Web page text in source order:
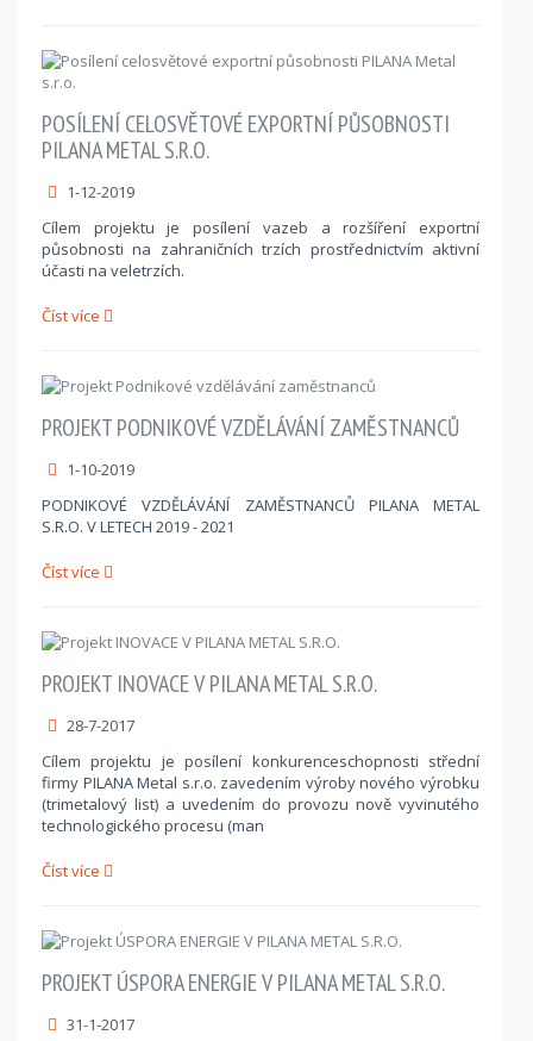
POSÍLENÍ CELOSVĚTOVÉ EXPORTNÍ PŮSOBNOSTI
PILANA METAL S.R.O.
1-12-2019
Cílem projektu je posílení vazeb a rozšíření exportní
působnosti na zahraničních trzích prostřednictvím aktivní
účasti na veletrzích.
Číst více
PROJEKT PODNIKOVÉ VZDĚLÁVÁNÍ ZAMĚSTNANCŮ
1-10-2019
PODNIKOVÉ VZDĚLÁVÁNÍ ZAMĚSTNANCŮ PILANA METAL
S.R.O. V LETECH 2019 - 2021
Číst více
PROJEKT INOVACE V PILANA METAL S.R.O.
28-7-2017
Cílem projektu je posílení konkurenceschopnosti střední
firmy PILANA Metal s.r.o. zavedením výroby nového výrobku
(trimetalový list) a uvedením do provozu nově vyvinutého
technologického procesu (man
Číst více
PROJEKT ÚSPORA ENERGIE V PILANA METAL S.R.O.
31-1-2017